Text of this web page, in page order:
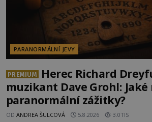
PARANORMÁLNÍ JEVY
PREMIUM
Herec Richard
muzikant Dave Grohl: Jaké
paranormální zážitky?
OD ANDREA ŠULCOVÁ 5.8.2026 3.0TIS